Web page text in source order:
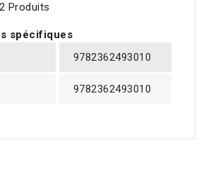
2 Produits
spécifiques
9782362493010
9782362493010